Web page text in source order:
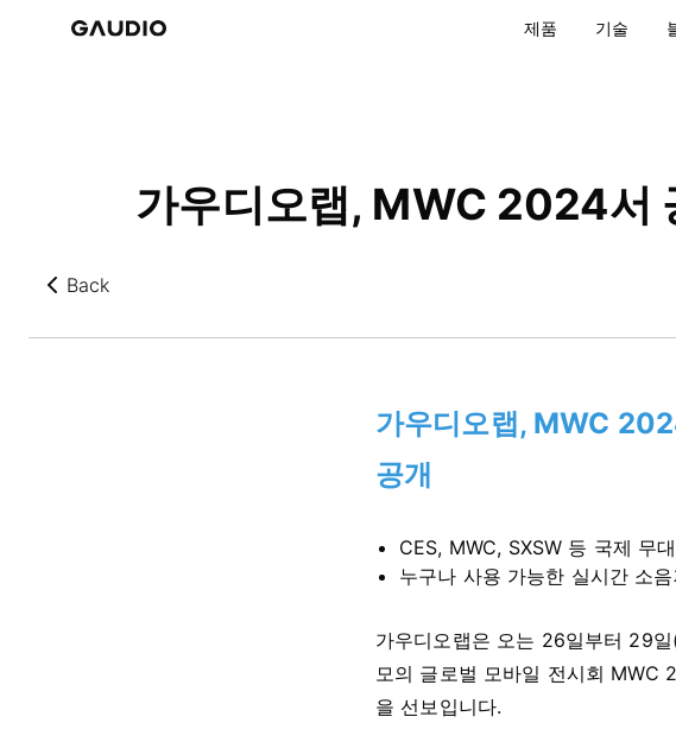
제품 기술
가우디오랩, MWC 2024서
뒤로가기
Back
가우디오랩, MWC
공개
CES, MWC, SXSW 등 국제 무
누구나 사용 가능한 실시간 소
가우디오랩은 오는 26일부터 29
모의 글로벌 모바일 전시회 MWC
을 선보입니다.